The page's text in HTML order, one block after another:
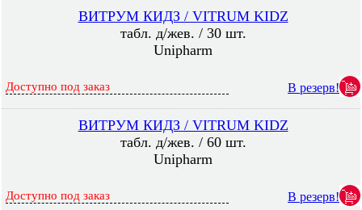
ВИТРУМ КИДЗ / VITRUM KIDZ
табл. д/жев. / 30 шт.
Unipharm
Доступно под заказ В резерв!
ВИТРУМ КИДЗ / VITRUM KIDZ
табл. д/жев. / 60 шт.
Unipharm
Доступно под заказ В резерв!